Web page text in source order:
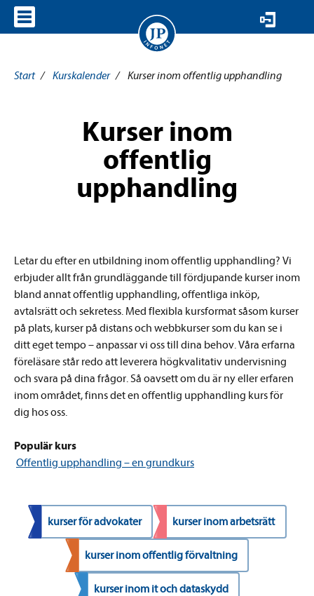
Start / Kurskalender / Kurser inom offentlig upphandling
Kurser inom
offentlig
upphandling
Letar du efter en utbildning inom offentlig upphandling? Vi
erbjuder allt från grundläggande till fördjupande kurser inom
bland annat offentlig upphandling, offentliga inköp,
avtalsrätt och sekretess. Med flexibla kursformat såsom kurser
på plats, kurser på distans och webbkurser som du kan se i
ditt eget tempo – anpassar vi oss till dina behov. Våra erfarna
föreläsare står redo att leverera högkvalitativ undervisning
och svara på dina frågor. Så oavsett om du är ny eller erfaren
inom området, finns det en offentlig upphandling kurs för
dig hos oss.
Populär kurs
Offentlig upphandling – en grundkurs
kurser för advokater kurser inom arbetsrätt
kurser inom offentlig förvaltning
kurser inom it och dataskydd